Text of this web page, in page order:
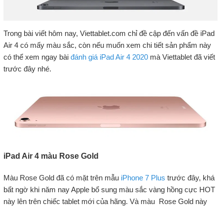
Trong bài viết hôm nay, Viettablet.com chỉ đề cập đến vấn đề iPad
Air 4 có mấy màu sắc, còn nếu muốn xem chi tiết sản phẩm này
có thể xem ngay bài đánh giá iPad Air 4 2020mà Viettablet đã viết
trước đây nhé.
iPad Air 4 màu Rose Gold
Màu Rose Gold đã có mặt trên mẫu iPhone 7 Plus trước đây, khá
bất ngờ khi năm nay Apple bổ sung màu sắc vàng hồng cực HOT
này lên trên chiếc tablet mới của hãng. Và màu Rose Gold này